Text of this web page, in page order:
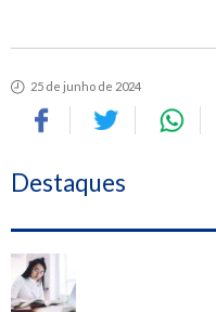
25 de junho de 2024
Destaques